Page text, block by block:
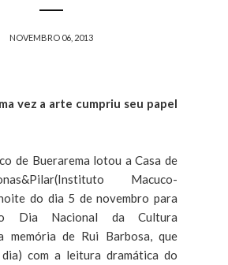
NOVEMBRO 06, 2013
a arte cumpriu seu papel
Buerarema lotou a Casa de
Macuco-
do dia 5 de novembro para
o Dia Nacional da Cultura
memória de Rui Barbosa, que
dia) com a leitura dramática do